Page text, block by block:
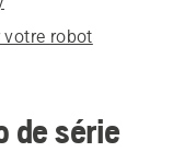
votre robot
de série